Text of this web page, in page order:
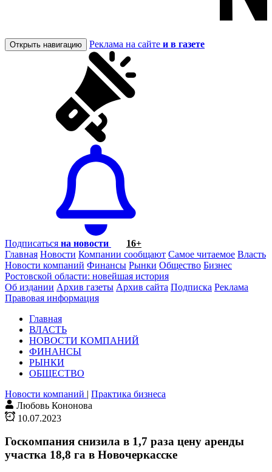
Открыть навигацию Реклама на сайте и в газете
Подписаться на новости
16+
Главная Новости Компании сообщают Самое читаемое Власть
Новости компаний Финансы Рынки Общество Бизнес
Ростовской области: новейшая история
Об издании Архив газеты Архив сайта Подписка Реклама
Правовая информация
Главная
ВЛАСТЬ
НОВОСТИ КОМПАНИЙ
ФИНАНСЫ
РЫНКИ
ОБЩЕСТВО
Новости компаний | Практика бизнеса
Любовь Кононова
10.07.2023
Госкомпания снизила в 1,7 раза цену аренды
участка 18,8 га в Новочеркасске